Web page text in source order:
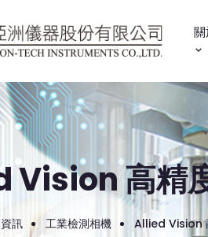
Vision 高精
訊 工業檢測相機 Allied Vision